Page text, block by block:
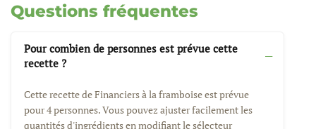
Questions fréquentes
Pour combien de personnes est prévue cette
recette ?
Cette recette de Financiers à la framboise est prévue
pour 4 personnes. Vous pouvez ajuster facilement les
quantités d'ingrédients en modifiant le sélecteur